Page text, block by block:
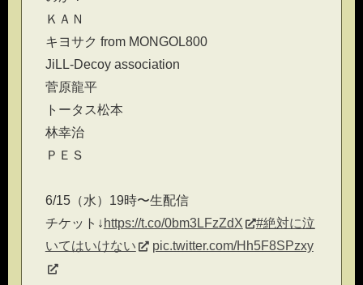
ＫＡＮ
キヨサク from MONGOL800
JiLL-Decoy association
菅原龍平
トータス松本
林幸治
ＰＥＳ
6/15（水）19時〜生配信
チケット↓ https://t.co/0bm3LFzZdX
#絶対に泣
いてはいけない
pic.twitter.com/Hh5F8SPzxy